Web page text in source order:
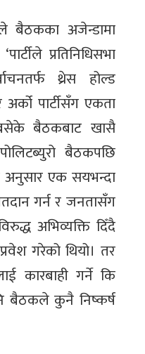
बैठकका अजेन्डामा
प्रतिनिधिसभा
थ्रेस होल्ड
पार्टीसँग एकता
बैठकबाट खासै
बैठकपछि
एक सयभन्दा
गर्न र जनतासँग
अभिव्यक्ति दिँदै
गरेको थियो। तर
कारबाही गर्ने कि
बैठकले कुनै निष्कर्ष